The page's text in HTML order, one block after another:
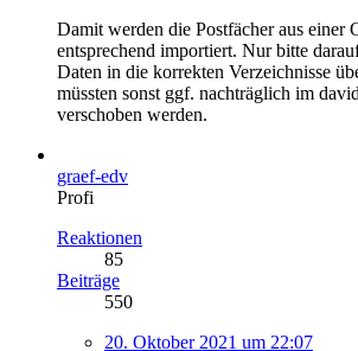
Damit werden die Postfächer aus einer
entsprechend importiert. Nur bitte
Daten in die korrekten Verzeichnisse
müssten sonst ggf. nachträglich im
verschoben werden.
graef-edv
Profi
Reaktionen
85
Beiträge
550
20. Oktober 2021 um 22:07